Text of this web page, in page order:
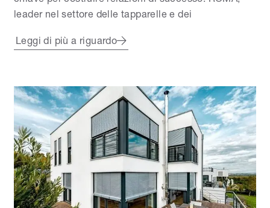
leader nel settore delle tapparelle e dei
Leggi di più a riguardo